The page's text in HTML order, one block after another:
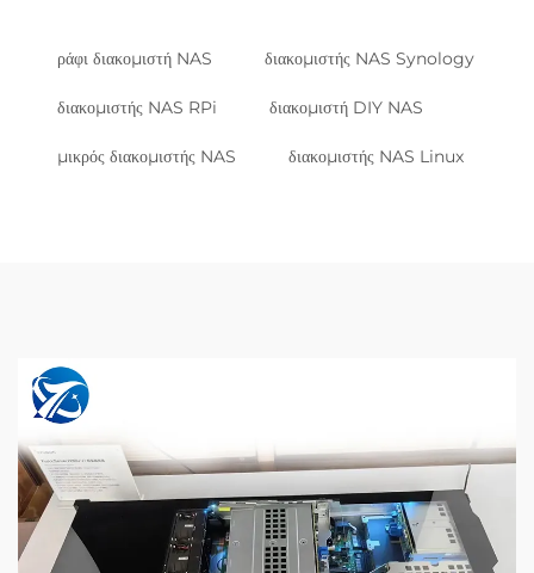
ράφι διακομιστή NAS διακομιστής NAS Synology
διακομιστής NAS RPi διακομιστή DIY NAS
μικρός διακομιστής NAS διακομιστής NAS Linux